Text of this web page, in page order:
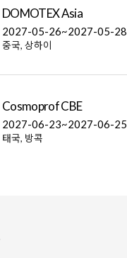
DOMOTEX Asia
2027-05-26~2027-05-28
중국, 상하이
Cosmoprof CBE
2027-06-23~2027-06-25
태국, 방콕